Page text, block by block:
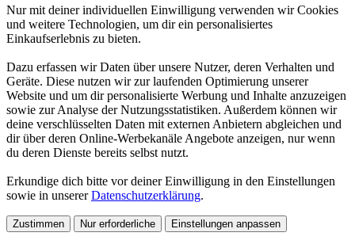
Nur mit deiner individuellen Einwilligung verwenden wir Cookies
und weitere Technologien, um dir ein personalisiertes
Einkaufserlebnis zu bieten.
Dazu erfassen wir Daten über unsere Nutzer, deren Verhalten und
Geräte. Diese nutzen wir zur laufenden Optimierung unserer
Website und um dir personalisierte Werbung und Inhalte anzuzeigen
sowie zur Analyse der Nutzungsstatistiken. Außerdem können wir
deine verschlüsselten Daten mit externen Anbietern abgleichen und
dir über deren Online-Werbekanäle Angebote anzeigen, nur wenn
du deren Dienste bereits selbst nutzt.
Erkundige dich bitte vor deiner Einwilligung in den Einstellungen
sowie in unsererDatenschutzerklärung.
Zustimmen Nur erforderliche Einstellungen anpassen